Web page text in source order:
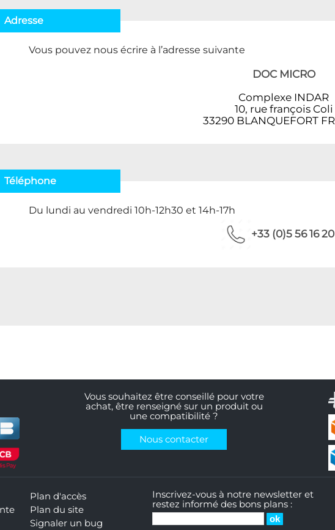
Adresse
Vous pouvez nous écrire à l’adresse suivante
DOC MICRO
Complexe INDAR
10, rue françois Coli
33290 BLANQUEFORT
Téléphone
Du lundi au vendredi 10h-12h30 et 14h-17h
+33 (0)5 56 16 20
Vous souhaitez être conseillé pour votre
achat, être renseigné sur un produit ou
une compatibilité ?
Nous contacter
Plan d'accès
Plan du site
Signaler un bug
Inscrivez-vous à notre newsletter et
restez informé des bons plans :